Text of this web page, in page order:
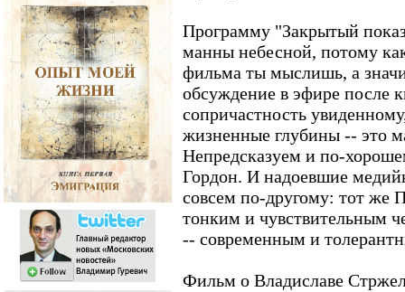
Программу "Закрытый
манны небесной, потому
фильма ты мыслишь, а
обсуждение в эфире после
сопричастность
жизненные глубины -- это
Непредсказуем и по-
Гордон. И надоевшие
совсем по-другому: тот же
тонким и чувствительным
-- современным и
Фильм о Владиславе